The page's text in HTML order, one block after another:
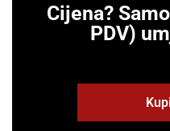
Cijena?
PDV)